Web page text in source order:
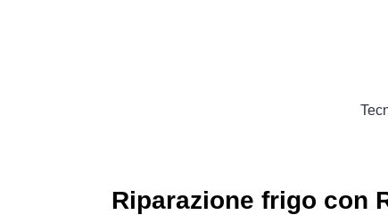
Riparazione frigo con